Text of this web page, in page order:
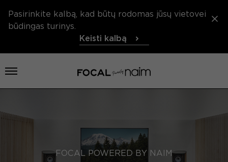
Pasirinkite kalbą, kad būtų rodomas jūsų vietovei
būdingas turinys.
Keisti kalbą
Atidaryti meniu
FOCAL POWERED BY NAIM